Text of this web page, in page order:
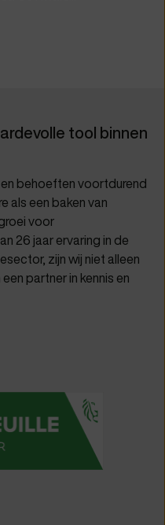
tool binnen
behoeften voortdurend
als een baken van
voor
26 jaar ervaring in de
zijn wij niet alleen
partner in kennis en